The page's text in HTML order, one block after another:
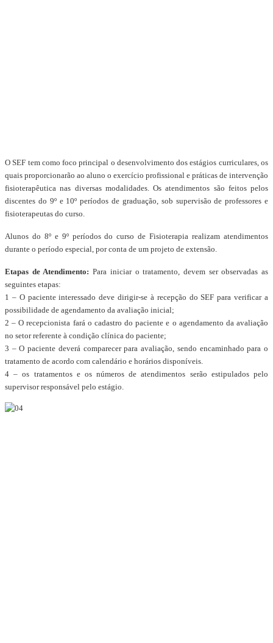
O SEF tem como foco principal o desenvolvimento dos estágios curriculares, os
quais proporcionarão ao aluno o exercício profissional e práticas de intervenção
fisioterapêutica nas diversas modalidades. Os atendimentos são feitos pelos
discentes do 9º e 10º períodos de graduação, sob supervisão de professores e
fisioterapeutas do curso.
Alunos do 8º e 9º períodos do curso de Fisioterapia realizam atendimentos
durante o período especial, por conta de um projeto de extensão.
Etapas de Atendimento: Para iniciar o tratamento, devem ser observadas as
seguintes etapas:
1 – O paciente interessado deve dirigir-se à recepção do SEF para verificar a
possibilidade de agendamento da avaliação inicial;
2 – O recepcionista fará o cadastro do paciente e o agendamento da avaliação
no setor referente à condição clínica do paciente;
3 – O paciente deverá comparecer para avaliação, sendo encaminhado para o
tratamento de acordo com calendário e horários disponíveis.
4 – os tratamentos e os números de atendimentos serão estipulados pelo
supervisor responsável pelo estágio.